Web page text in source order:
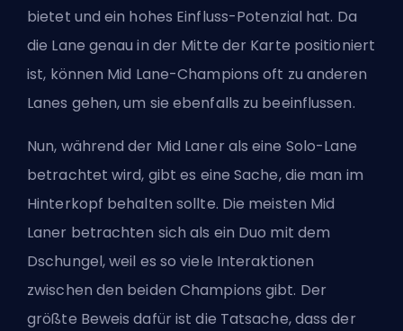
bietet und ein hohes Einfluss-Potenzial hat. Da
die Lane genau in der Mitte der Karte positioniert
ist, können Mid Lane-Champions oft zu anderen
Lanes gehen, um sie ebenfalls zu beeinflussen.
Nun, während der Mid Laner als eine Solo-Lane
betrachtet wird, gibt es eine Sache, die man im
Hinterkopf behalten sollte. Die meisten Mid
Laner betrachten sich als ein Duo mit dem
Dschungel, weil es so viele Interaktionen
zwischen den beiden Champions gibt. Der
größte Beweis dafür ist die Tatsache, dass der